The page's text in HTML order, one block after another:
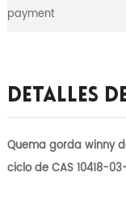
payment
Detalles
Quema gorda winny
ciclo de CAS 10418-